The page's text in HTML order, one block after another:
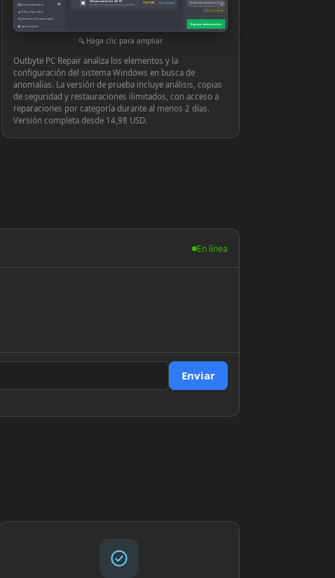
▤Vulnerabilidades 10
● PUA y seguridad
🔧Herramientas avanzadas
♟Optimización
◉ Archivos innecesarios dejados por Windows o las aplicaciones
939,71 MB Ver y reparar Herramientas avanzadas en tiempo
real
Hacer una pregunta
Reparar seleccionados
Haga clic para ampliar
Outbyte PC Repair analiza los elementos y la
configuración del sistema Windows en busca de
anomalías. La versión de prueba incluye análisis, copias
de seguridad y restauraciones ilimitados, con acceso a
reparaciones por categoría durante al menos 2 días.
Versión completa desde 14,98 USD.
En línea
Enviar